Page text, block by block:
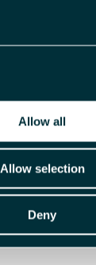
Allow all
Allow selection
Deny